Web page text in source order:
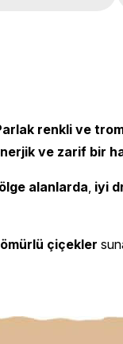
renkli ve
ve zarif bir
alanlarda iyi
ömürlü çiçekler